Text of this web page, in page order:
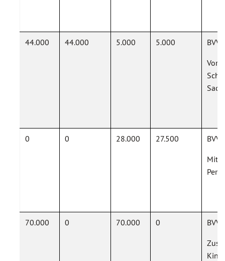
44.000 44.000 5.000 5.000
0 0 28.000 27.500
70.000 0 70.000 0